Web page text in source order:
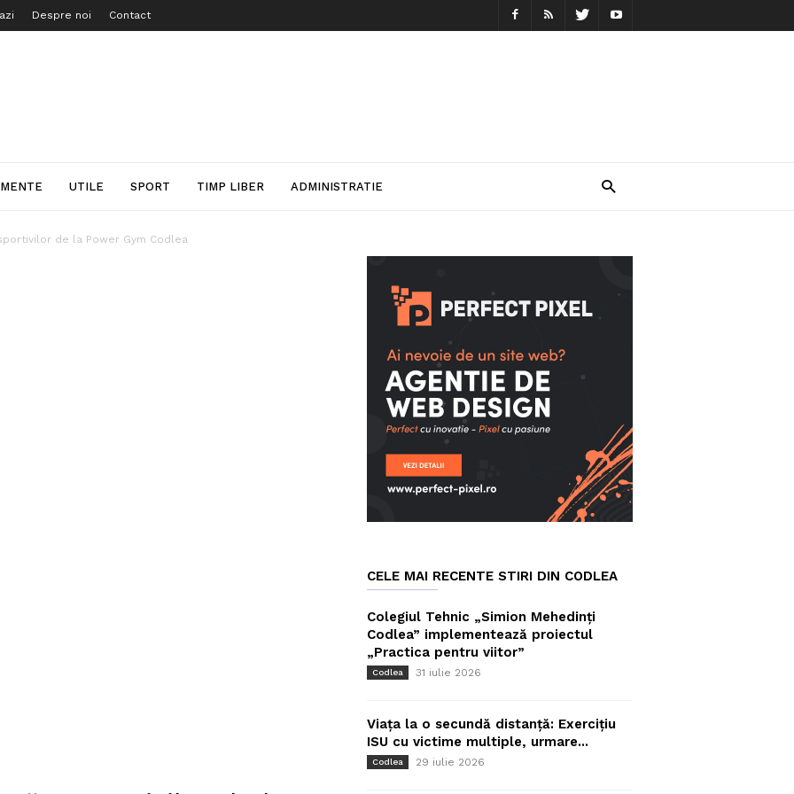
Despre noi Contact
UTILE SPORT TIMP LIBER ADMINISTRATIE
de la Power Gym Codlea
CELE MAI RECENTE STIRI DIN CODLEA
Colegiul Tehnic „Simion Mehedinți
Codlea” implementează proiectul
„Practica pentru viitor”
Codlea 31 iulie 2026
Viața la o secundă distanță: Exercițiu
ISU cu victime multiple, urmare...
Codlea 29 iulie 2026